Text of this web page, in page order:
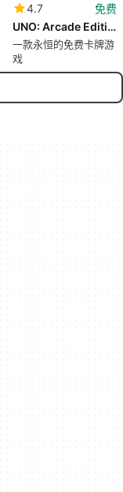
4.7
免费
UNO: Arcade Edition™
一款永恒的免费卡牌游
戏